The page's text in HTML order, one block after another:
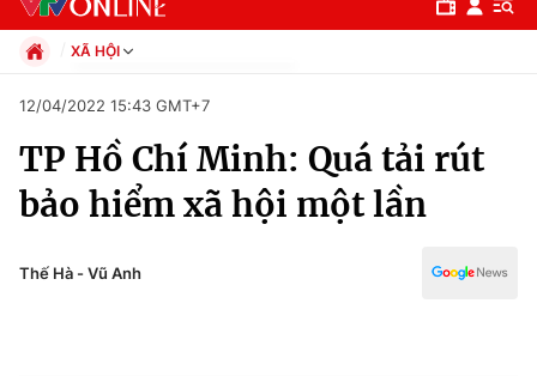
Chuyên mục
Chính trị
XÃ HỘI
Xã hội
Pháp luật
Kinh tế
Thể thao
Văn hóa - Giải trí
12/04/2022 15:43 GMT+7
TP Hồ Chí Minh: Quá tải rút
bảo hiểm xã hội một lần
Thế Hà - Vũ Anh